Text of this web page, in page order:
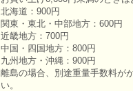
北海道：900円
関東・東北・中部地方：600円
近畿地方：700円
中国・四国地方：800円
九州地方・沖縄：900円
離島の場合、別途重量手数料が
い。